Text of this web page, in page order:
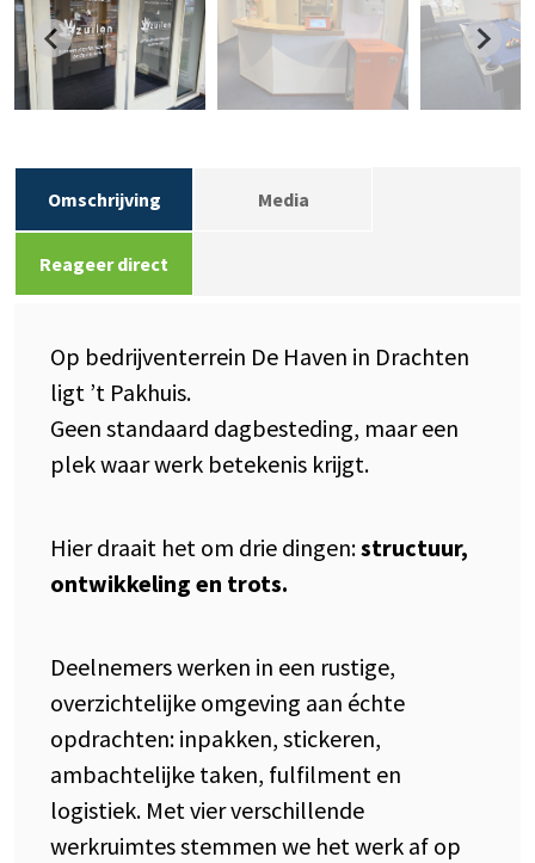
Omschrijving Media
Reageer direct
Op bedrijventerrein De Haven in Drachten
ligt ’t Pakhuis.
Geen standaard dagbesteding, maar een
plek waar werk betekenis krijgt.
Hier draait het om drie dingen:structuur,
ontwikkeling en trots.
Deelnemers werken in een rustige,
overzichtelijke omgeving aan échte
opdrachten: inpakken, stickeren,
ambachtelijke taken, fulfilment en
logistiek. Met vier verschillende
werkruimtes stemmen we het werk af op